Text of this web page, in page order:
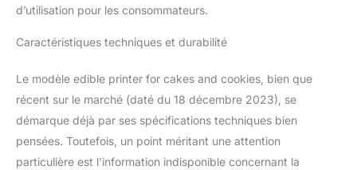
d’utilisation pour les consommateurs.
Caractéristiques techniques et durabilité
Le modèle edible printer for cakes and cookies, bien que
récent sur le marché (daté du 18 décembre 2023), se
démarque déjà par ses spécifications techniques bien
pensées. Toutefois, un point méritant une attention
particulière est l’information indisponible concernant la